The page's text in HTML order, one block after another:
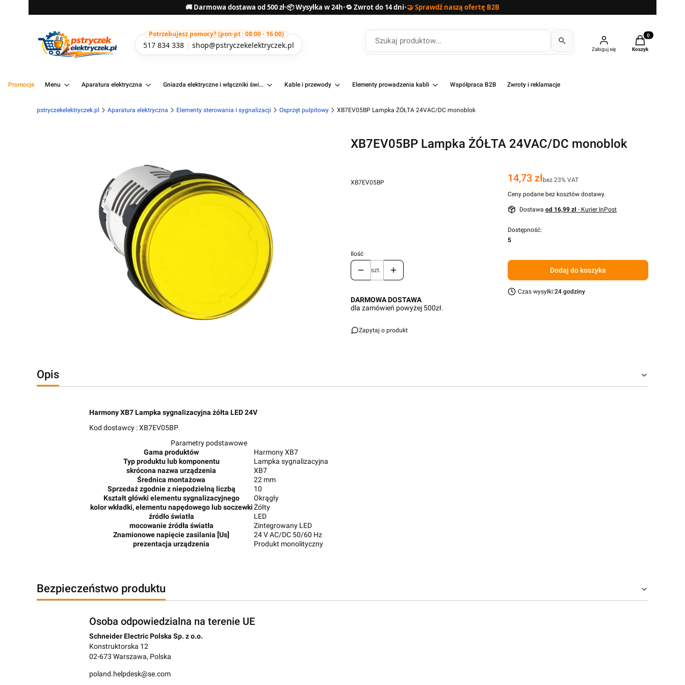
🚚 Darmowa dostawa od 500 zł•📦 Wysyłka w 24h•🔁 Zwrot do 14 dni•🤝 Sprawdź naszą ofertę B2B
Potrzebujesz pomocy? (pon-pt : 08:00 - 16:00)
517 834 338 | shop@pstryczekelektryczek.pl Zaloguj się
Produkty w
Koszyk
Promocje Menu Aparatura elektryczna Gniazda elektryczne i włączniki świ... Kable i przewody Elementy prowadzenia kabli Współpraca B2B Zwroty i reklamacje
pstryczekelektryczek.pl Aparatura elektryczna Elementy sterowania i sygnalizacji Osprzęt pulpitowy XB7EV05BP Lampka ŻÓŁTA 24VAC/DC monoblok
XB7EV05BP Lampka ŻÓŁTA 24VAC/DC monoblok
XB7EV05BP Cena
14,73 złbez 23% VAT
Ceny podane bez kosztów dostawy.
Dostawa od 16,99 zł - Kurier InPost
Dostępność:
5
Ilość
szt. Dodaj do koszyka
DARMOWA DOSTAWA
dla zamówień powyżej 500zł.
Czas wysyłki:24 godziny
Zapytaj o produkt
Opis
Harmony XB7 Lampka sygnalizacyjna żółta LED 24V
Kod dostawcy : XB7EV05BP
Parametry podstawowe
Gama produktów
Harmony XB7
Typ produktu lub komponentu
Lampka sygnalizacyjna
skrócona nazwa urządzenia
XB7
Średnica montażowa
22 mm
Sprzedaż zgodnie z niepodzielną liczbą
10
Kształt główki elementu sygnalizacyjnego
Okrągły
kolor wkładki, elementu napędowego lub soczewkiŻółty
źródło światła
LED
mocowanie źródła światła
Zintegrowany LED
Znamionowe napięcie zasilania [Us]
24 V AC/DC 50/60 Hz
prezentacja urządzenia
Produkt monolityczny
Bezpieczeństwo produktu
Osoba odpowiedzialna na terenie UE
Schneider Electric Polska Sp. z o.o.
Konstruktorska 12
02-673 Warszawa, Polska
poland.helpdesk@se.com